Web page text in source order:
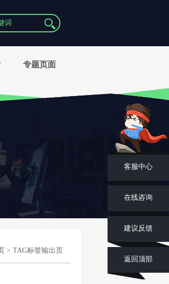
专题页面
> TAG标签输出页
客服中心
在线咨询
建议反馈
返回顶部